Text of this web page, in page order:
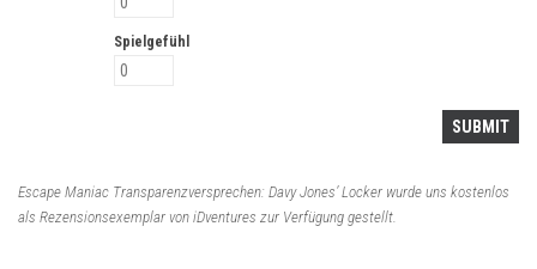
Spielgefühl
Escape Maniac Transparenzversprechen: Davy Jones’ Locker wurde uns kostenlos
als Rezensionsexemplar von iDventures zur Verfügung gestellt.